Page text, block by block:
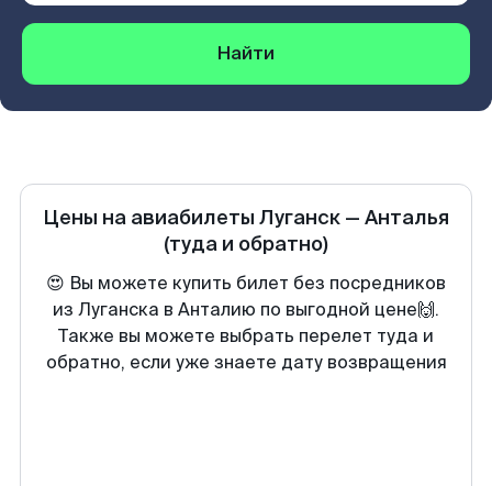
Найти
Цены на авиабилеты Луганск — Анталья
(туда и обратно)
😍 Вы можете купить билет без посредников
из Луганска в Анталию по выгодной цене🙌.
Также вы можете выбрать перелет туда и
обратно, если уже знаете дату возвращения